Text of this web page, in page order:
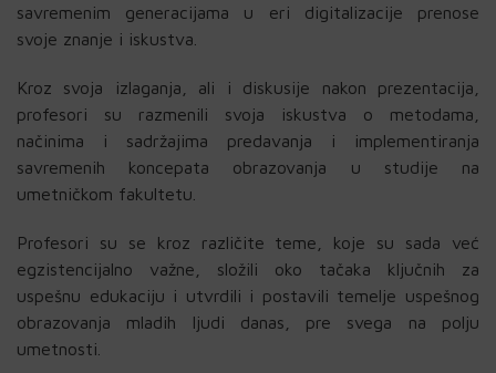
savremenim generacijama u eri digitalizacije prenose
svoje znanje i iskustva.
Kroz svoja izlaganja, ali i diskusije nakon prezentacija,
profesori su razmenili svoja iskustva o metodama,
načinima i sadržajima predavanja i implementiranja
savremenih koncepata obrazovanja u studije na
umetničkom fakultetu.
Profesori su se kroz različite teme, koje su sada već
egzistencijalno važne, složili oko tačaka ključnih za
uspešnu edukaciju i utvrdili i postavili temelje uspešnog
obrazovanja mladih ljudi danas, pre svega na polju
umetnosti.